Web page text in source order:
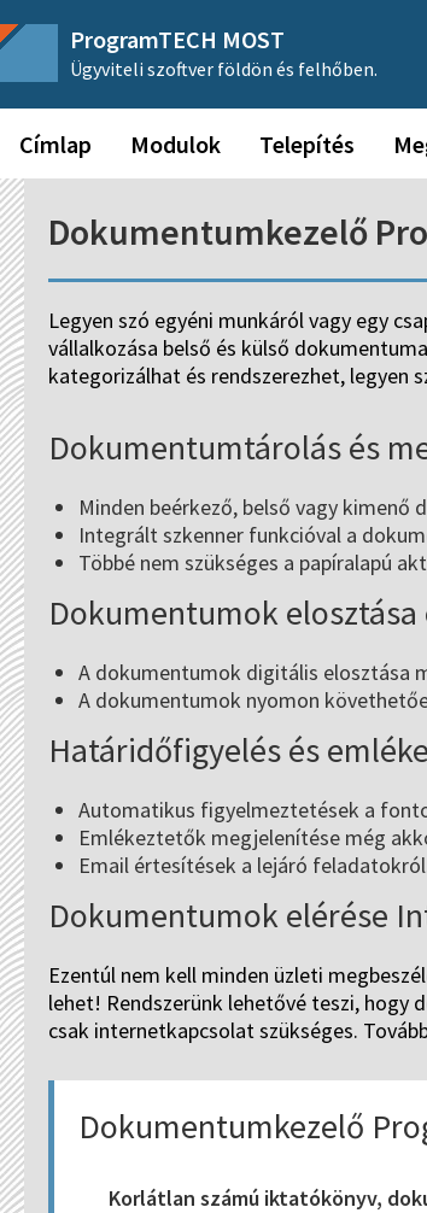
ProgramTECH MOST
Ügyviteli szoftver földön és felhőben.
Címlap Modulok Telepítés
Dokumentumkezelő
Legyen szó egyéni munkáról vagy egy
vállalkozása belső és külső
kategorizálhat és rendszerezhet, legyen
Dokumentumtárolás és
Minden beérkező, belső vagy
Integrált szkenner funkcióval a
Többé nem szükséges a papíralapú
Dokumentumok elosztása
A dokumentumok digitális elosztása
A dokumentumok nyomon
Határidőfigyelés és
Automatikus figyelmeztetések a
Emlékeztetők megjelenítése még
Email értesítések a lejáró
Dokumentumok elérése
Ezentúl nem kell minden üzleti
lehet! Rendszerünk lehetővé teszi, hogy
csak internetkapcsolat szükséges.
Dokumentumkezelő
Korlátlan számú iktatókönyv,